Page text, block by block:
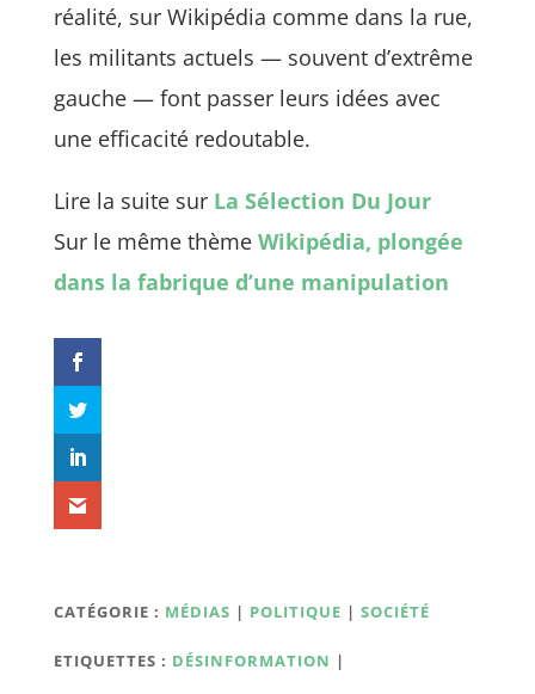
réalité, sur Wikipédia comme dans la rue,
les militants actuels — souvent d’extrême
gauche — font passer leurs idées avec
une efficacité redoutable.
Lire la suite sur La Sélection Du Jour
Sur le même thème Wikipédia, plongée
dans la fabrique d’une manipulation
CATÉGORIE : MÉDIAS | POLITIQUE | SOCIÉTÉ
ETIQUETTES : DÉSINFORMATION |